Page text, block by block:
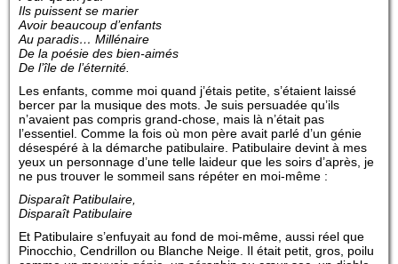
Ils puissent se marier
Avoir beaucoup d’enfants
Au paradis… Millénaire
De la poésie des bien-aimés
De l’île de l’éternité.
Les enfants, comme moi quand j’étais petite, s’étaient laissé
bercer par la musique des mots. Je suis persuadée qu’ils
n’avaient pas compris grand-chose, mais là n’était pas
l’essentiel. Comme la fois où mon père avait parlé d’un génie
désespéré à la démarche patibulaire. Patibulaire devint à mes
yeux un personnage d’une telle laideur que les soirs d’après, je
ne pus trouver le sommeil sans répéter en moi-même :
Disparaît Patibulaire,
Disparaît Patibulaire
Et Patibulaire s’enfuyait au fond de moi-même, aussi réel que
Pinocchio, Cendrillon ou Blanche Neige. Il était petit, gros, poilu